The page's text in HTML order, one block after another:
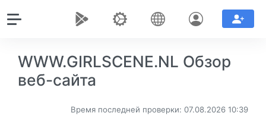
WWW.GIRLSCENE.NL Обзор
веб-сайта
Время последней проверки: 07.08.2026 10:39